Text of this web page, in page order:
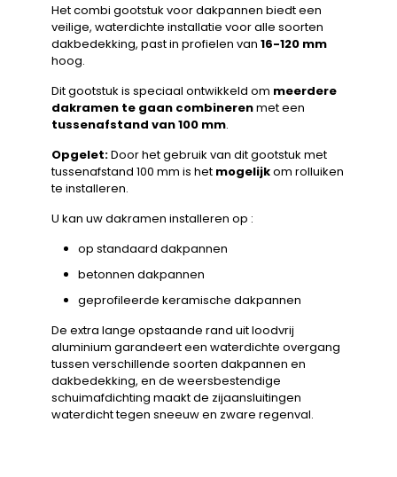
Het combi gootstuk voor dakpannen biedt een
veilige, waterdichte installatie voor alle soorten
dakbedekking, past in profielen van 16-120 mm
hoog.
Dit gootstuk is speciaal ontwikkeld om meerdere
dakramen te gaan combinerenmet een
tussenafstand van 100 mm.
Opgelet:Door het gebruik van dit gootstuk met
tussenafstand 100 mm is het mogelijkom rolluiken
te installeren.
U kan uw dakramen installeren op :
op standaard dakpannen
betonnen dakpannen
geprofileerde keramische dakpannen
De extra lange opstaande rand uit loodvrij
aluminium garandeert een waterdichte overgang
tussen verschillende soorten dakpannen en
dakbedekking, en de weersbestendige
schuimafdichting maakt de zijaansluitingen
waterdicht tegen sneeuw en zware regenval.